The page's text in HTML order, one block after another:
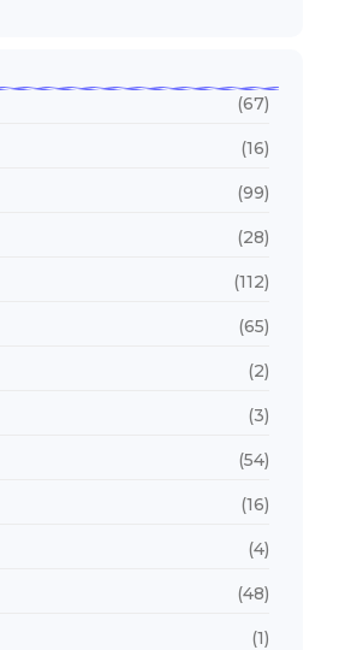
(67)
(16)
(99)
(28)
(112)
(65)
(2)
(3)
(54)
(16)
(4)
(48)
(1)